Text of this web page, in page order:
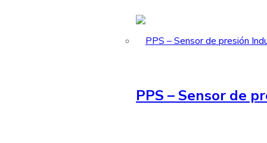
PPS – Sensor de